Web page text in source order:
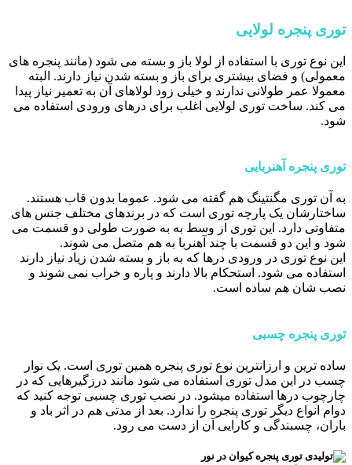
توری پنجره لولایی
این نوع توری با استفاده از لولا باز و بسته می شود (مانند پنجره های
معمولی) و فضای بیشتری برای باز و بسته شدن نیاز دارند. البته
معمولا عمر طولانی ندارند و خیلی زود لولاهای آن به تعمیر نیاز پیدا
می کند. ساخت توری لولایی اغلب برای درهای ورودی استفاده می
شود.
توری پنجره آهنربایی
به آن توری مگنتینگ هم گفته می شود. عموما بدون قاب هستند.
ساختارشان یک پارچه توری است که در برندهای مختلف جنس های
متفاوتی دارد. این توری از وسط به به صورت طولی دو قسمت می
شود و این دو قسمت با چند آهنربا به هم متصل می شوند.
این نوع توری در ورودی درها که به باز و بسته شدن زیاد نیاز دارند
استفاده می شود. استحکام بالا دارند و پاره و خراب نمی شوند و
نصب شان هم ساده است.
توری پنجره چسبی
ساده ترین و ارزانترین نوع توری پنجره همین توری است. یک نوار
چسب در این مدل توری استفاده می شود مانند درزگیرهایی که در
چارچوب درها استفاده میشود. در نصب توری چسبی توجه کنید که
دوام انواع دیگر توری پنجره را ندارد. بعد از مدتی هم در اثر باد و
باران، چسبندگی و کارایی آن از دست می رود.